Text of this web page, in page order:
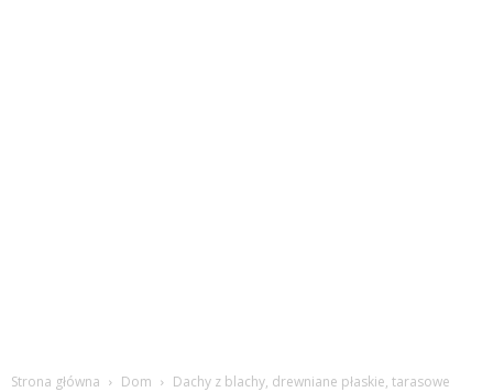
Strona główna Dom Dachy z blachy, drewniane płaskie, tarasowe